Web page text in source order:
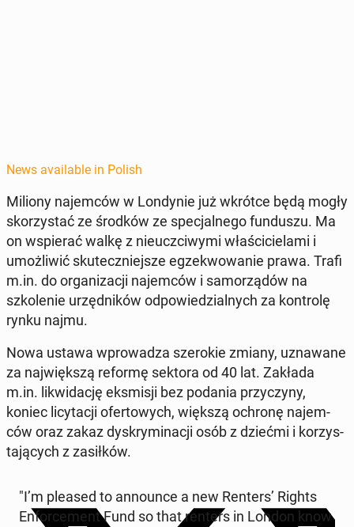
News available in Polish
Miliony na­jem­ców w Lon­dynie już wkrótce będą mogły
sko­rzys­tać ze środków ze spec­jal­nego fun­duszu. Ma
on wspier­ać walkę z nieucz­ci­wy­mi właś­ci­ciela­mi i
umożli­wić skuteczniejsze egzek­wowanie prawa. Trafi
m.in. do or­ga­ni­za­cji na­jem­ców i samorządów na
szkole­nie urzęd­ników odpowiedzial­nych za kon­trolę
rynku najmu.
Nowa ustawa wprowadza sze­rok­ie zmiany, uz­nawane
za na­jwięk­szą reformę sektora od 40 lat. Zakłada
m.in. lik­widację eksmisji bez podania przy­czyny,
koniec li­cy­tacji ofer­towych, większą ochronę na­jem­
ców oraz zakaz dyskrymi­nacji osób z dziećmi i ko­rzys­
ta­ją­cych z za­siłków.
"I’m pleased to an­nounce a new Renters’ Rights
En­force­ment Fund so that renters in London know